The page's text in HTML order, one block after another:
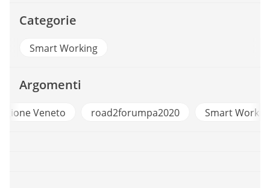
Categorie
Smart Working
Argomenti
road2forumpa2020 Smart Working